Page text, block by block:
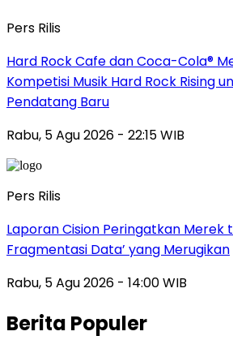
Pers Rilis
Hard Rock Cafe dan Coca-Cola®
Kompetisi Musik Hard Rock Rising
Pendatang Baru
Rabu, 5 Agu 2026 - 22:15 WIB
Pers Rilis
Laporan Cision Peringatkan Merek
Fragmentasi Data’ yang Merugikan
Rabu, 5 Agu 2026 - 14:00 WIB
Berita Populer